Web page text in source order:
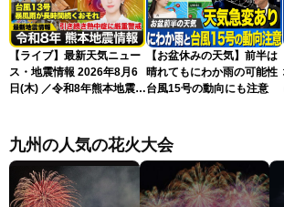
【ライブ】最新天気ニュー
ス・地震情報 2026年8月6
日(木) ／令和8年熊本地震情
ースLiVEイブニング・小林
李衣奈／本田竜也〉
【お盆休みの天気】前半は
晴れてもにわか雨の可能性
台風15号の動向にも注意
九州の人気の花火大会